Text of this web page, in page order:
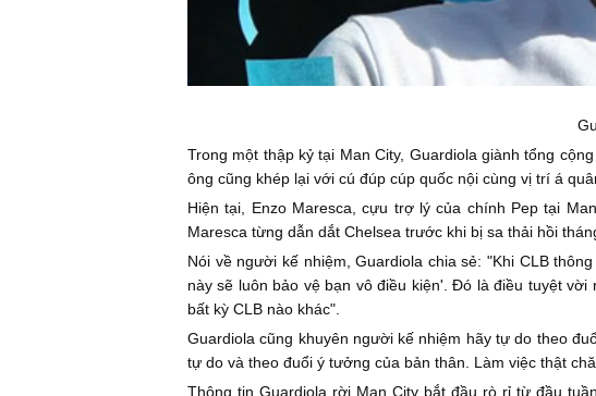
Trong một thập kỷ tại Man City, Guardiola giành tổng
ông cũng khép lại với cú đúp cúp quốc nội cùng vị trí á
Hiện tại, Enzo Maresca, cựu trợ lý của chính Pep tại
Maresca từng dẫn dắt Chelsea trước khi bị sa thải hồi
Nói về người kế nhiệm, Guardiola chia sẻ: "Khi CLB
này sẽ luôn bảo vệ bạn vô điều kiện'. Đó là điều tuyệt
bất kỳ CLB nào khác".
Guardiola cũng khuyên người kế nhiệm hãy tự do theo
tự do và theo đuổi ý tưởng của bản thân. Làm việc thật
Thông tin Guardiola rời Man City bắt đầu rò rỉ từ đầu